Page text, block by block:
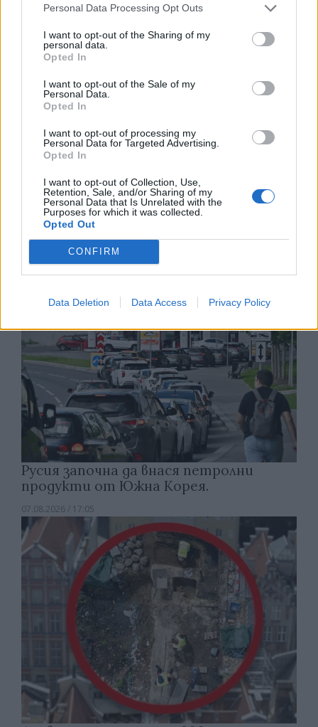
Personal Data Processing Opt Outs
I want to opt-out of the Sharing of my
personal data.
Opted In
I want to opt-out of the Sale of my
Personal Data.
Opted In
I want to opt-out of processing my
Personal Data for Targeted Advertising.
Opted In
I want to opt-out of Collection, Use,
Retention, Sale, and/or Sharing of my
Personal Data that Is Unrelated with the
Purposes for which it was collected.
Opted Out
CONFIRM
Data Deletion Data Access Privacy Policy
Белият дом спира проекти за
възобновяема енергия в САЩ
07.08.2026 / 18:00
Русия започна да внася петролни
продукти от Южна Корея.
07.08.2026 / 17:05